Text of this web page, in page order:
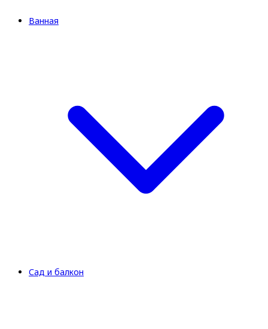
Ванная
Сад и балкон